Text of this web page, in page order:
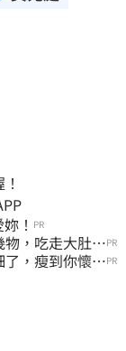
APP
！ PR
，吃走大肚
PR
，瘦到你懷疑PR